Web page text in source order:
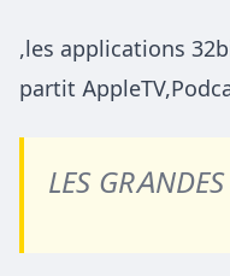
,les applications
partit
LES